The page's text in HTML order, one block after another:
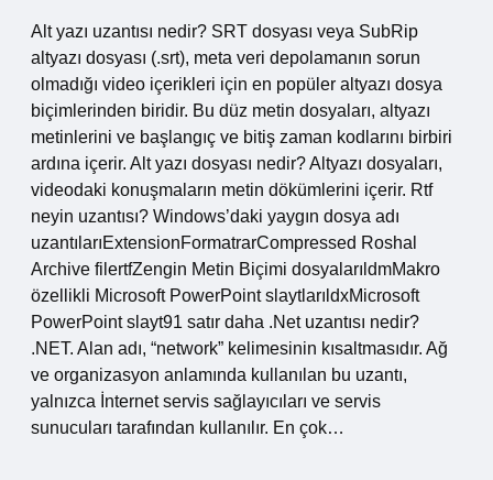
Alt yazı uzantısı nedir? SRT dosyası veya SubRip
altyazı dosyası (.srt), meta veri depolamanın sorun
olmadığı video içerikleri için en popüler altyazı dosya
biçimlerinden biridir. Bu düz metin dosyaları, altyazı
metinlerini ve başlangıç ​​ve bitiş zaman kodlarını birbiri
ardına içerir. Alt yazı dosyası nedir? Altyazı dosyaları,
videodaki konuşmaların metin dökümlerini içerir. Rtf
neyin uzantısı? Windows’daki yaygın dosya adı
uzantılarıExtensionFormatrarCompressed Roshal
Archive filertfZengin Metin Biçimi dosyalarıldmMakro
özellikli Microsoft PowerPoint slaytlarıldxMicrosoft
PowerPoint slayt91 satır daha .Net uzantısı nedir?
.NET. Alan adı, “network” kelimesinin kısaltmasıdır. Ağ
ve organizasyon anlamında kullanılan bu uzantı,
yalnızca İnternet servis sağlayıcıları ve servis
sunucuları tarafından kullanılır. En çok…